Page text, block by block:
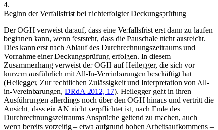
4.
Beginn der Verfallsfrist bei nichterfolgter Deckungsprüfung
Der OGH verweist darauf, dass eine Verfallsfrist erst dann zu laufen
beginnen kann, wenn feststeht, dass die Pauschale nicht ausreicht.
Dies kann erst nach Ablauf des Durchrechnungszeitraums und
Vornahme einer Deckungsprüfung erfolgen. In diesem
Zusammenhang verweist der OGH aufHeilegger, die sich vor
kurzem ausführlich mit All-In-Vereinbarungen beschäftigt hat
(Heilegger, Zur rechtlichen Zulässigkeit und Interpretation von All-
in-Vereinbarungen, DRdA 2012, 17). Heileggergeht in ihren
Ausführungen allerdings noch über den OGH hinaus und vertritt die
Ansicht, dass ein AN nicht verpflichtet ist, nach Ende des
Durchrechnungszeitraums Ansprüche geltend zu machen, auch
wenn bereits vorzeitig – etwa aufgrund hohen Arbeitsaufkommens –